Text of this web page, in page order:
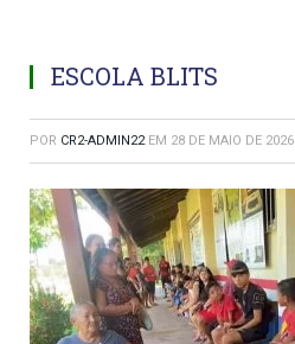
ESCOLA BLITS
POR CR2-ADMIN22 EM 28 DE MAIO DE 2026